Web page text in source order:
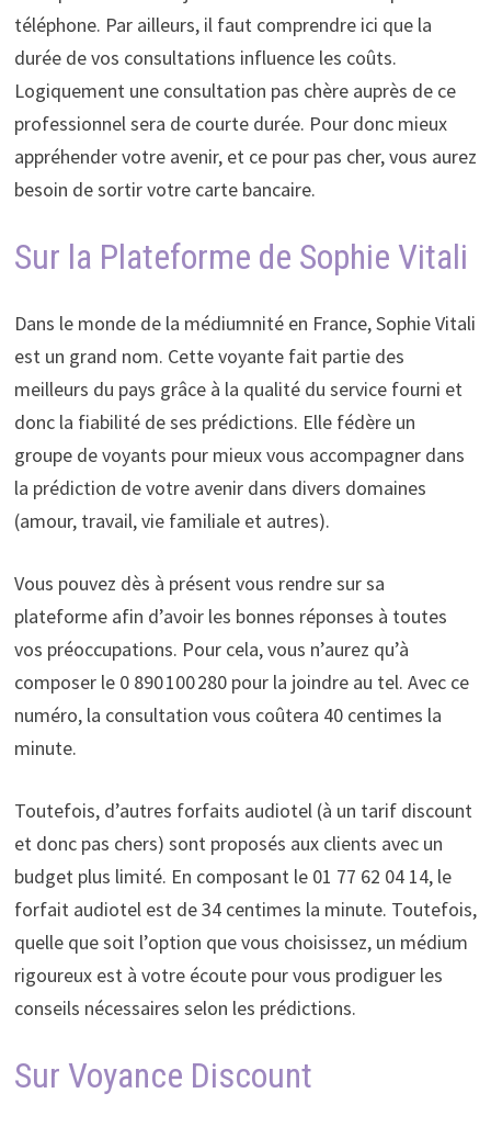
téléphone. Par ailleurs, il faut comprendre ici que la
durée de vos consultations influence les coûts.
Logiquement une consultation pas chère auprès de ce
professionnel sera de courte durée. Pour donc mieux
appréhender votre avenir, et ce pour pas cher, vous aurez
besoin de sortir votre carte bancaire.
Sur la Plateforme de Sophie Vitali
Dans le monde de la médiumnité en France, Sophie Vitali
est un grand nom. Cette voyante fait partie des
meilleurs du pays grâce à la qualité du service fourni et
donc la fiabilité de ses prédictions. Elle fédère un
groupe de voyants pour mieux vous accompagner dans
la prédiction de votre avenir dans divers domaines
(amour, travail, vie familiale et autres).
Vous pouvez dès à présent vous rendre sur sa
plateforme afin d’avoir les bonnes réponses à toutes
vos préoccupations. Pour cela, vous n’aurez qu’à
composer le 0 890 100 280 pour la joindre au tel. Avec ce
numéro, la consultation vous coûtera 40 centimes la
minute.
Toutefois, d’autres forfaits audiotel (à un tarif discount
et donc pas chers) sont proposés aux clients avec un
budget plus limité. En composant le 01 77 62 04 14, le
forfait audiotel est de 34 centimes la minute. Toutefois,
quelle que soit l’option que vous choisissez, un médium
rigoureux est à votre écoute pour vous prodiguer les
conseils nécessaires selon les prédictions.
Sur Voyance Discount